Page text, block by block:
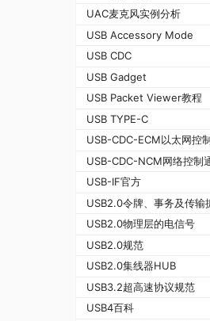
UAC麦克风实例分析
USB Accessory Mode
USB CDC
USB Gadget
USB Packet Viewer教程
USB TYPE-C
USB-CDC-ECM以太网控
USB-CDC-NCM网络控制
USB-IF官方
USB2.0令牌、事务及传输
USB2.0物理层的电信号
USB2.0规范
USB2.0集线器HUB
USB3.2超高速协议规范
USB4百科